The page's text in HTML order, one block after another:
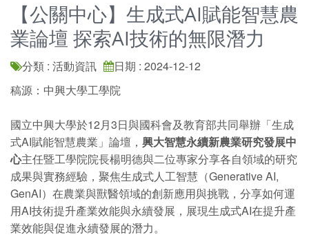
【公關中心】生成式AI賦能智慧農
業論壇 探索AI技術的無限潛力
分類 : 活動資訊
日期 : 2024-12-12
稿源：中興大學工學院
國立中興大學於12月3日與國科會及教育部共同舉辦「生成
式AI賦能智慧農業」論壇， 興大智慧永續新農業研究發展中
心主任暨工學院院長楊明德與二位專家分享各自領域的研究
成果與實務經驗，聚焦生成式人工智慧（Generative AI,
GenAI）在農業與獸醫領域的創新應用與挑戰，分享如何運
用AI技術提升產業效能與永續發展，展現生成式AI在提升產
業效能與促進永續發展的潛力。